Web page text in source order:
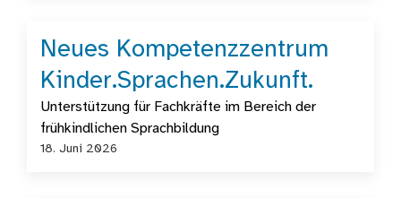
Neues Kompetenzzentrum
Kinder.Sprachen.Zukunft.
Unterstützung für Fachkräfte im Bereich der
frühkindlichen Sprachbildung
18. Juni 2026